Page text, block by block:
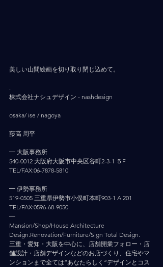
美しい山間絵画を切り取り閉じ込めて。
.
株式会社ナシュデザイン - nashdesign
osaka/ ise / nagoya
藤高 周平
━ 大阪事務所
540-0012 大阪府大阪市中央区谷町2-3-1 ５F
TEL/FAX:06-7878-5810
━ 伊勢事務所
519-0505 三重県伊勢市小俣町本町903-1 A.201
TEL/FAX:0596-68-9050
━
Mansion/Shop/House Architecture
Design.Renovation/Furniture/Sign Total Design.
三重・愛知・大阪を中心に、店舗開業フォロー・店
舗設計・店舗デザインなどのお店づくり、住宅やマ
ンションまで全ては”あなたらしく”デザインとコス